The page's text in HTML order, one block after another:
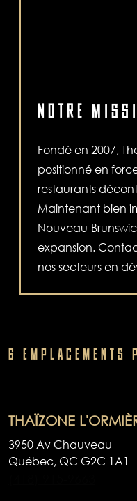
NOTRE
Fondé en 2007,
positionné en
restaurants
Maintenant bien
Nouveau-
expansion.
nos secteurs en
6 EMPLACEMENTS
THAÏZONE
3950 Av Chauveau
Québec, QC G2C 1A1